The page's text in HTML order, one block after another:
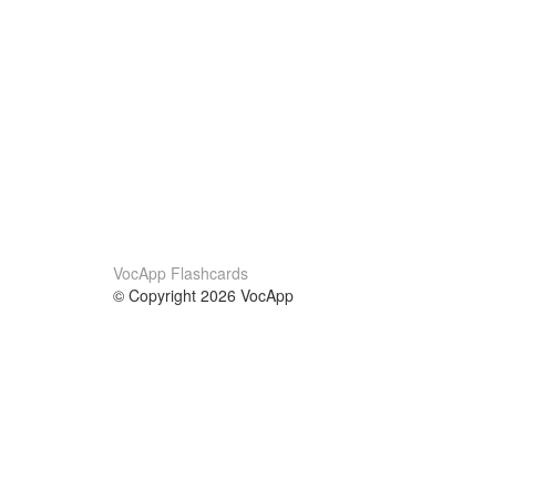
VocApp Flashcards
© Copyright 2026 VocApp